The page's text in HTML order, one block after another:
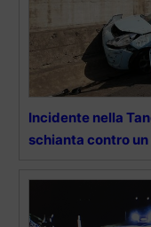
Incidente nella
schianta contro un